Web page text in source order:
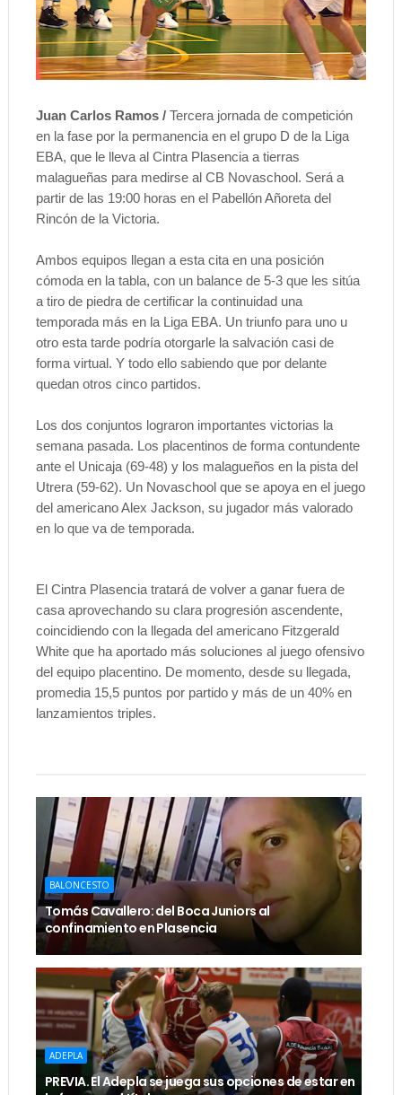
Juan Carlos Ramos /Tercera jornada de competición
en la fase por la permanencia en el grupo D de la Liga
EBA, que le lleva al Cintra Plasencia a tierras
malagueñas para medirse al CB Novaschool. Será a
partir de las 19:00 horas en el Pabellón Añoreta del
Rincón de la Victoria.
Ambos equipos llegan a esta cita en una posición
cómoda en la tabla, con un balance de 5-3 que les sitúa
a tiro de piedra de certificar la continuidad una
temporada más en la Liga EBA. Un triunfo para uno u
otro esta tarde podría otorgarle la salvación casi de
forma virtual. Y todo ello sabiendo que por delante
quedan otros cinco partidos.
Los dos conjuntos lograron importantes victorias la
semana pasada. Los placentinos de forma contundente
ante el Unicaja (69-48) y los malagueños en la pista del
Utrera (59-62). Un Novaschool que se apoya en el juego
del americano Alex Jackson, su jugador más valorado
en lo que va de temporada.
El Cintra Plasencia tratará de volver a ganar fuera de
casa aprovechando su clara progresión ascendente,
coincidiendo con la llegada del americano Fitzgerald
White que ha aportado más soluciones al juego ofensivo
del equipo placentino. De momento, desde su llegada,
promedia 15,5 puntos por partido y más de un 40% en
lanzamientos triples.
BALONCESTO
Tomás Cavallero: del Boca Juniors al
confinamiento en Plasencia
ADEPLA
PREVIA. El Adepla se juega sus opciones de estar en